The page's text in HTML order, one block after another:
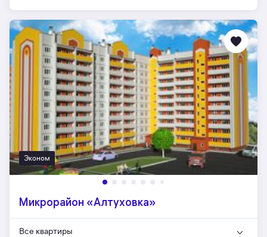
Эконом
Микрорайон «Алтуховка»
Все квартиры